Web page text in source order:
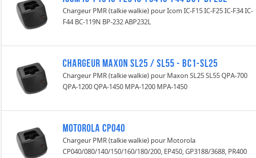
Chargeur PMR (talkie walkie) pour Icom IC-F15 IC-F25 IC-F34 IC-
F44 BC-119N BP-232 ABP232L
Chargeur Maxon SL25 / SL55 - BC1-SL25
Chargeur PMR (talkie walkie) pour Maxon SL25 SL55 QPA-700
QPA-1200 QPA-1450 MPA-1200 MPA-1450
Motorola CP040
Chargeur PMR (talkie walkie) pour Motorola
CP040/080/140/150/160/180/200, EP450, GP3188/3688, PR400